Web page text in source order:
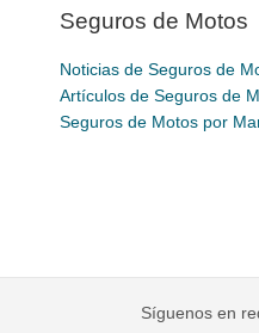
Seguros de Motos
Noticias de Seguros de
Artículos de Seguros de
Seguros de Motos por
Síguenos en